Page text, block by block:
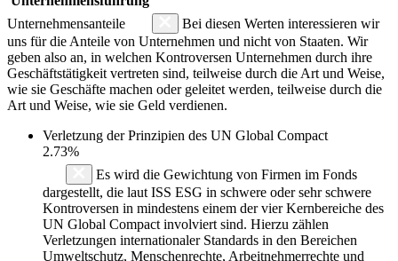
Unternehmensanteile
Bei diesen Werten interessieren wir
uns für die Anteile von Unternehmen und nicht von Staaten. Wir
geben also an, in welchen Kontroversen Unternehmen durch ihre
Geschäftstätigkeit vertreten sind, teilweise durch die Art und Weise,
wie sie Geschäfte machen oder geleitet werden, teilweise durch die
Art und Weise, wie sie Geld verdienen.
Verletzung der Prinzipien des UN Global Compact
2.73%
Es wird die Gewichtung von Firmen im Fonds
dargestellt, die laut ISS ESG in schwere oder sehr schwere
Kontroversen in mindestens einem der vier Kernbereiche des
UN Global Compact involviert sind. Hierzu zählen
Verletzungen internationaler Standards in den Bereichen
Umweltschutz, Menschenrechte, Arbeitnehmerrechte und